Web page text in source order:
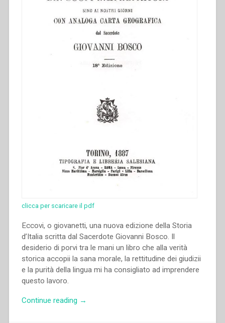
clicca per scaricare il pdf
Eccovi, o giovanetti, una nuova edizione della Storia
d’Italia scritta dal Sacerdote Giovanni Bosco. Il
desiderio di porvi tra le mani un libro che alla verità
storica accopii la sana morale, la rettitudine dei giudizii
e la purità della lingua mi ha consigliato ad imprendere
questo lavoro.
Continue reading “Giovanni
→